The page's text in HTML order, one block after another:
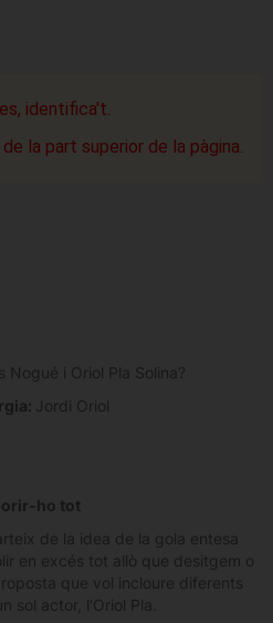
identifica't.
la part superior de la pàgina.
Nogué i Oriol Pla Solina?
Jordi Oriol
ho tot
de la idea de la gola entesa
en excés tot allò que desitgem o
que vol incloure diferents
sol actor, l'Oriol Pla.